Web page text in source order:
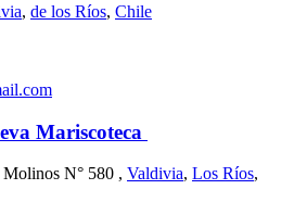
, de los Ríos, Chile
Mariscoteca
N° 580 , Valdivia, Los Ríos,